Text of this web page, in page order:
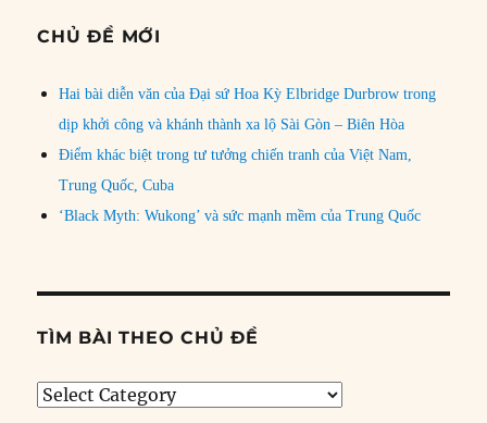
CHỦ ĐỀ MỚI
Hai bài diễn văn của Đại sứ Hoa Kỳ Elbridge Durbrow trong
dịp khởi công và khánh thành xa lộ Sài Gòn – Biên Hòa
Điểm khác biệt trong tư tưởng chiến tranh của Việt Nam,
Trung Quốc, Cuba
‘Black Myth: Wukong’ và sức mạnh mềm của Trung Quốc
TÌM BÀI THEO CHỦ ĐỀ
Tìm